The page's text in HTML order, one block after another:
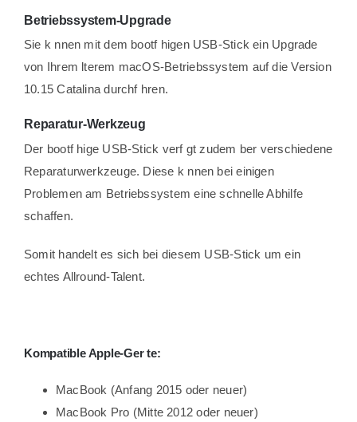
Betriebssystem-Upgrade
Sie k nnen mit dem bootf higen USB-Stick ein Upgrade
von Ihrem lterem macOS-Betriebssystem auf die Version
10.15 Catalina durchf hren.
Reparatur-Werkzeug
Der bootf hige USB-Stick verf gt zudem ber verschiedene
Reparaturwerkzeuge. Diese k nnen bei einigen
Problemen am Betriebssystem eine schnelle Abhilfe
schaffen.
Somit handelt es sich bei diesem USB-Stick um ein
echtes Allround-Talent.
Kompatible Apple-Ger te:
MacBook (Anfang 2015 oder neuer)
MacBook Pro (Mitte 2012 oder neuer)